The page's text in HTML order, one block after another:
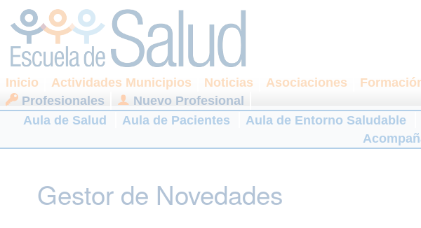
Inicio Actividades Municipios Noticias Asociaciones
Profesionales
Nuevo Profesional
Aula de Salud
Aula de Pacientes Aula de Entorno Saludable
Gestor de Novedades